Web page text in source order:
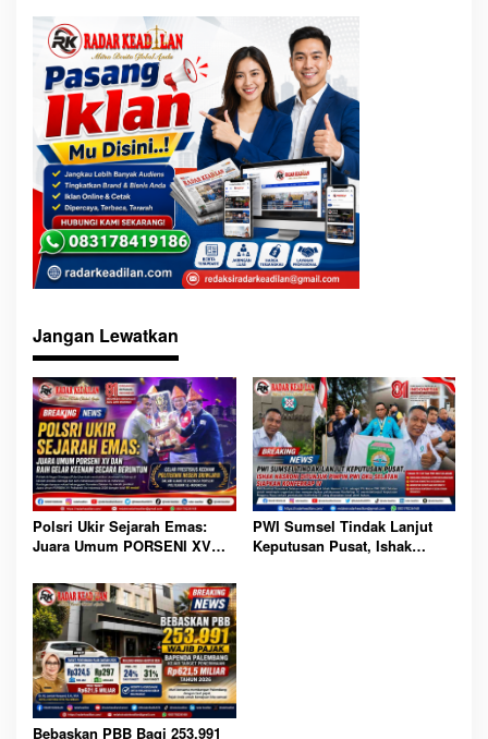
s
Jangan Lewatkan
Polsri Ukir Sejarah Emas:
Juara Umum PORSENI XV
Secara Beruntun
PWI Sumsel Tindak Lanjut
Keputusan Pusat, Ishak
Bebaskan PBB Bagi 253.991